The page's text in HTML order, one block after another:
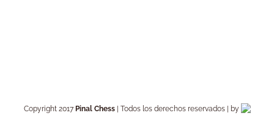
Copyright 2017 Pinal Chess| Todos los derechos reservados | by